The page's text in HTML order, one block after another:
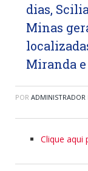
dias,
Minas
Miranda e
POR ADMINISTRADOR
Clique aqui